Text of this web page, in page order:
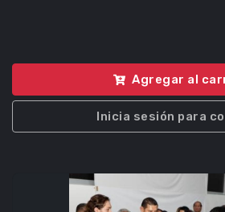
Agregar al
Inicia sesión para